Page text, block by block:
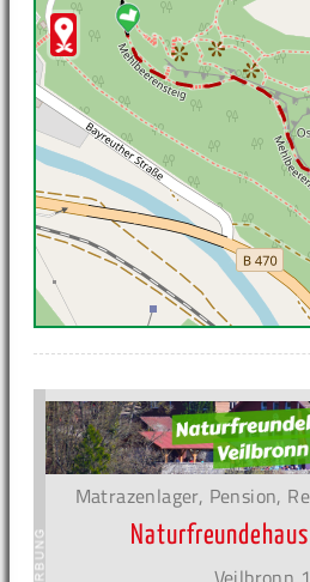
Matrazenlager, Pension,